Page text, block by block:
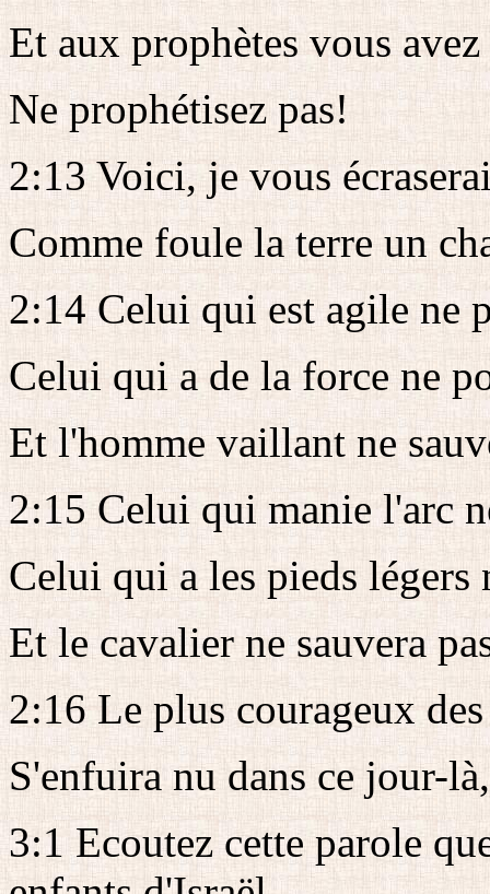
Et aux prophètes vous
Ne prophétisez pas!
2:13 Voici, je vous
Comme foule la terre un
2:14 Celui qui est agile ne
Celui qui a de la force ne
Et l'homme vaillant ne
2:15 Celui qui manie l'arc
Celui qui a les pieds légers
Et le cavalier ne sauvera
2:16 Le plus courageux
S'enfuira nu dans ce jour-
3:1 Ecoutez cette parole